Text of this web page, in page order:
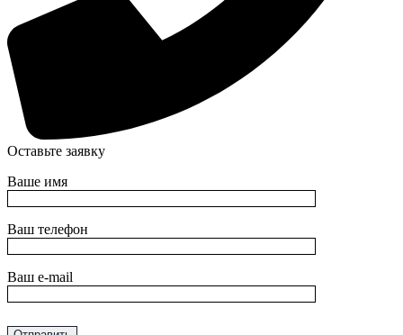
Оставьте заявку
Ваше имя
Ваш телефон
Ваш e-mail